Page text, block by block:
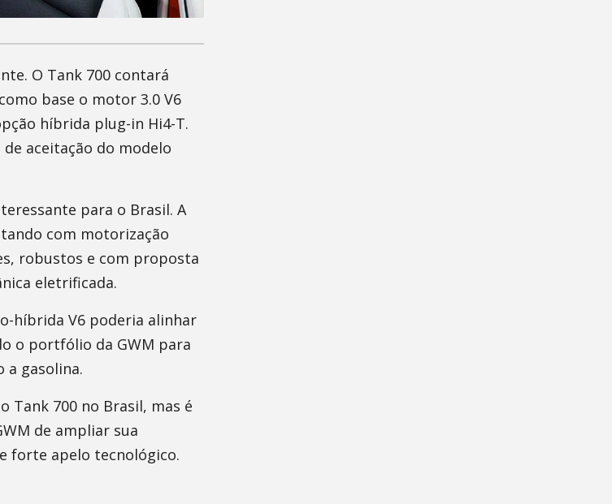
O Tank 700 contará
base o motor 3.0 V6
híbrida plug-in Hi4-T.
aceitação do modelo
para o Brasil. A
com motorização
robustos e com proposta
eletrificada.
híbrida V6 poderia alinhar
o portfólio da GWM para
gasolina.
Tank 700 no Brasil, mas é
de ampliar sua
forte apelo tecnológico.